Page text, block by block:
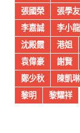
張國榮
張學友
李嘉誠
李小龍
沈殿霞
港姐
袁偉豪
謝賢
鄭少秋
陳凱琳
黎明
黎耀祥